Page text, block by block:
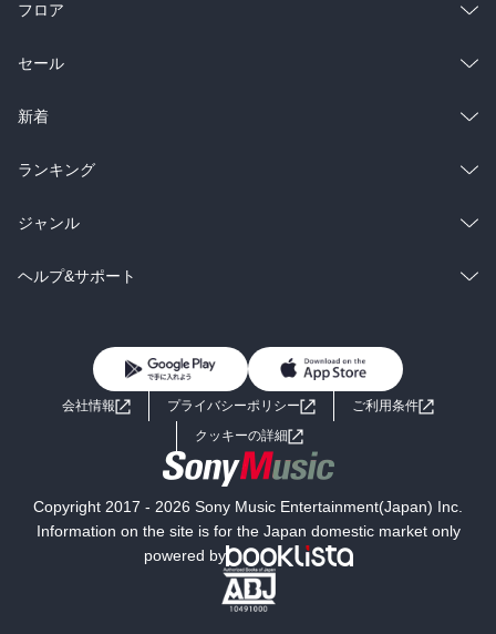
フロア
総合
ラノベ
雑誌・グラビア
BL・TL
セール
総合
ラノベ
雑誌・グラビア
BL・TL
新着
総合
ラノベ
雑誌・グラビア
ランキング
総合
ラノベ
ジャンル
コミック
ライトノベル 男子向けラノベ
小説
海外小説
ミステリー SF
文学
ヘルプ&サポート
よくあるご質問 お問い合わせ
会社情報 プライバシーポリシー
ご利用条件
クッキーの詳細
Copyright 2017 - 2026 Sony Music Entertainment(Japan) Inc.
Information on the site is for the Japan domestic market only
powered by